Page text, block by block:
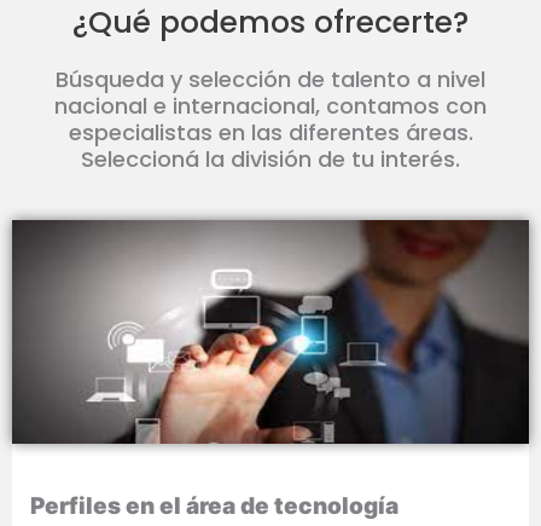
¿Qué podemos ofrecerte?
Búsqueda y selección de talento a nivel
nacional e internacional, contamos con
especialistas en las diferentes áreas.
Seleccioná la división de tu interés.
Perfiles en el área de tecnología